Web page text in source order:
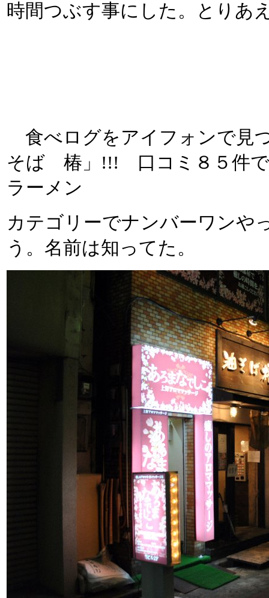
時間つぶす事にした。とりあ
食べログをアイフォンで見
そば 椿」!!! 口コミ８５件で
ラーメン
カテゴリーでナンバーワンや
う。名前は知ってた。